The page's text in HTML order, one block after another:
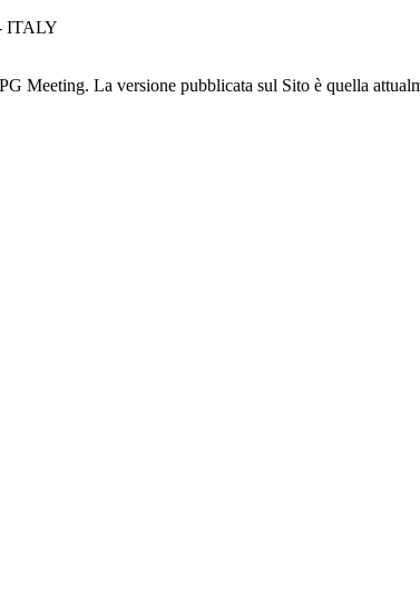
ITALY
Meeting. La versione pubblicata sul Sito è quella